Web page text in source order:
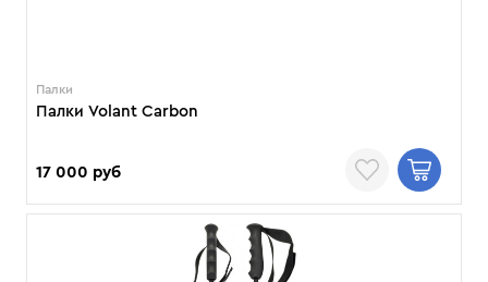
Палки
Палки Volant Carbon
17 000 руб